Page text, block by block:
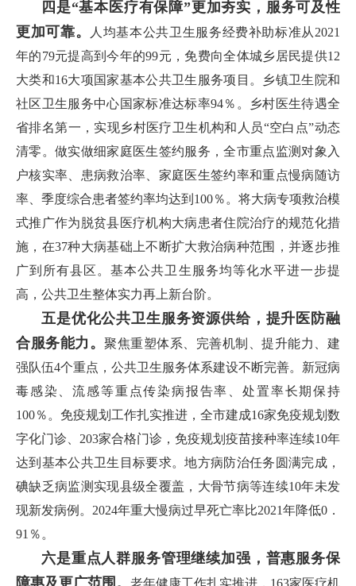
四是“基本医疗有保障”更加夯实，服务可及性
更加可靠。
人均基本公共卫生服务经费补助标准从2021
年的79元提高到今年的99元，免费向全体城乡居民提供12
大类和16大项国家基本公共卫生服务项目。乡镇卫生院和
社区卫生服务中心国家标准达标率94％。乡村医生待遇全
省排名第一，实现乡村医疗卫生机构和人员“空白点”动态
清零。做实做细家庭医生签约服务，全市重点监测对象入
户核实率、患病救治率、家庭医生签约率和重点慢病随访
率、季度综合患者签约率均达到100％。将大病专项救治模
式推广作为脱贫县医疗机构大病患者住院治疗的规范化措
施，在37种大病基础上不断扩大救治病种范围，并逐步推
广到所有县区。基本公共卫生服务均等化水平进一步提
高，公共卫生整体实力再上新台阶。
五是优化公共卫生服务资源供给，提升医防融
合服务能力。聚焦重塑体系、完善机制、提升能力、建
强队伍4个重点，公共卫生服务体系建设不断完善。新冠病
毒感染、流感等重点传染病报告率、处置率长期保持
100％。免疫规划工作扎实推进，全市建成16家免疫规划数
字化门诊、203家合格门诊，免疫规划疫苗接种率连续10年
达到基本公共卫生目标要求。地方病防治任务圆满完成，
碘缺乏病监测实现县级全覆盖，大骨节病等连续10年未发
现新发病例。2024年重大慢病过早死亡率比2021年降低0．
91％。
六是重点人群服务管理继续加强，普惠服务保
障惠及更广范围。 老年健康工作扎实推进，163家医疗机